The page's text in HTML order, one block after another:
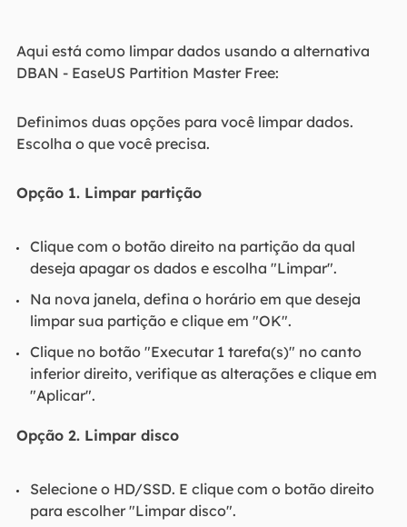
Aqui está como limpar dados usando a alternativa
DBAN - EaseUS Partition Master Free:
Definimos duas opções para você limpar dados.
Escolha o que você precisa.
Opção 1. Limpar partição
Clique com o botão direito na partição da qual
deseja apagar os dados e escolha "Limpar".
Na nova janela, defina o horário em que deseja
limpar sua partição e clique em "OK".
Clique no botão "Executar 1 tarefa(s)" no canto
inferior direito, verifique as alterações e clique em
"Aplicar".
Opção 2. Limpar disco
Selecione o HD/SSD. E clique com o botão direito
para escolher "Limpar disco".